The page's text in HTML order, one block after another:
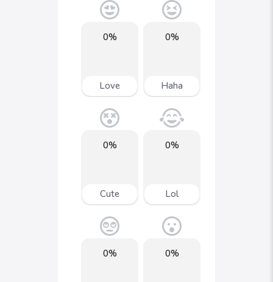
0%
Haha
0%
Love
0%
Lol
0%
Cute
0%
0%